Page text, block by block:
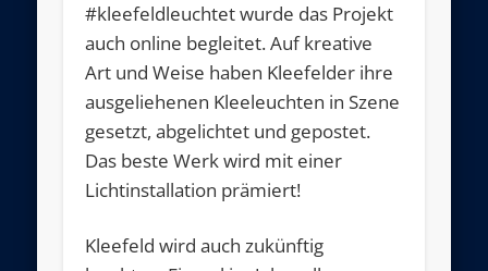
#kleefeldleuchtet wurde das Projekt
auch online begleitet. Auf kreative
Art und Weise haben Kleefelder ihre
ausgeliehenen Kleeleuchten in Szene
gesetzt, abgelichtet und gepostet.
Das beste Werk wird mit einer
Lichtinstallation prämiert!
Kleefeld wird auch zukünftig